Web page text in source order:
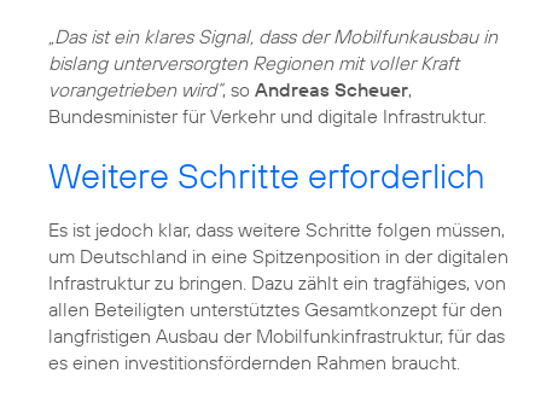
„Das ist ein klares Signal, dass der Mobilfunkausbau in
bislang unterversorgten Regionen mit voller Kraft
vorangetrieben wird“, so Andreas Scheuer,
Bundesminister für Verkehr und digitale Infrastruktur.
Weitere Schritte erforderlich
Es ist jedoch klar, dass weitere Schritte folgen müssen,
um Deutschland in eine Spitzenposition in der digitalen
Infrastruktur zu bringen. Dazu zählt ein tragfähiges, von
allen Beteiligten unterstütztes Gesamtkonzept für den
langfristigen Ausbau der Mobilfunkinfrastruktur, für das
es einen investitionsfördernden Rahmen braucht.